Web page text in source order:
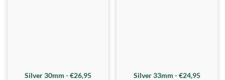
Silver 30mm - €26,95
Silver 33mm - €24,95